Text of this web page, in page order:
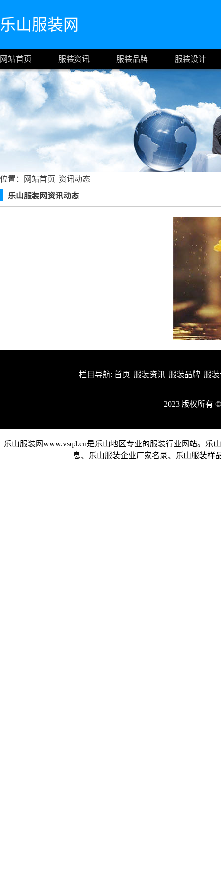
乐山服装网
网站首页 服装资讯 服装品牌 服装设计
位置： 网站首页| 资讯动态
乐山服装网资讯动态
栏目导航: 首页| 服装资讯| 服装品牌| 服
2023 版权所有
乐山服装网www.vsqd.cn是乐山地区专业的服装行业网站。
息、乐山服装企业厂家名录、乐山服装样